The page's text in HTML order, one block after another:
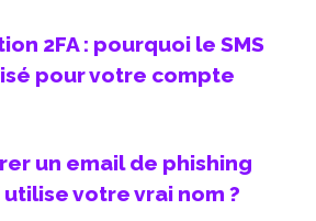
2FA : pourquoi le SMS
pour votre compte
un email de phishing
votre vrai nom ?